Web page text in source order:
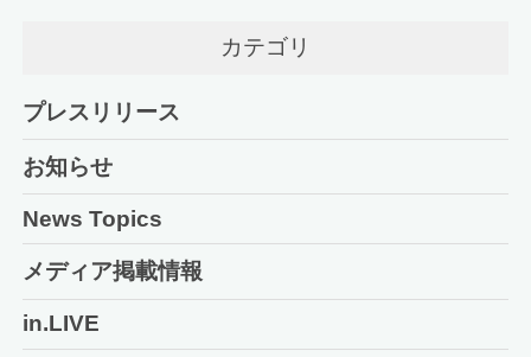
カテゴリ
プレスリリース
お知らせ
News Topics
メディア掲載情報
in.LIVE